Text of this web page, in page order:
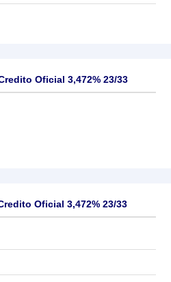
Oficial 3,472% 23/33
Oficial 3,472% 23/33